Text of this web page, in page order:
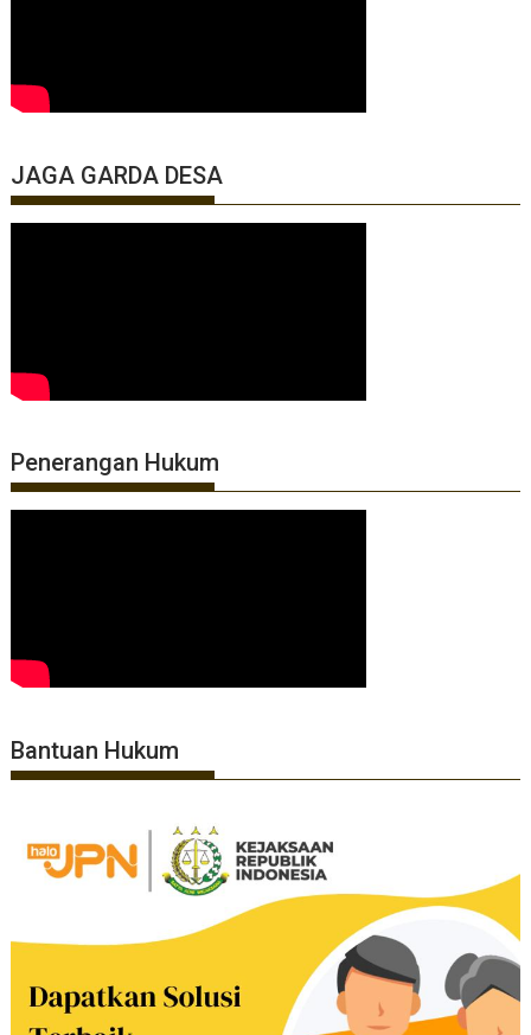
JAGA GARDA DESA
Penerangan Hukum
Bantuan Hukum